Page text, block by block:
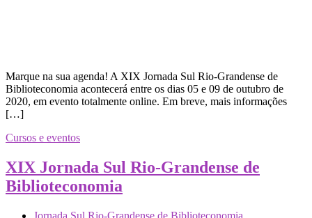
Marque na sua agenda! A XIX Jornada Sul Rio-Grandense de
Biblioteconomia acontecerá entre os dias 05 e 09 de outubro de
2020, em evento totalmente online. Em breve, mais informações
[…]
Cursos e eventos
XIX Jornada Sul Rio-Grandense de
Biblioteconomia
Jornada Sul Rio-Grandense de Biblioteconomia